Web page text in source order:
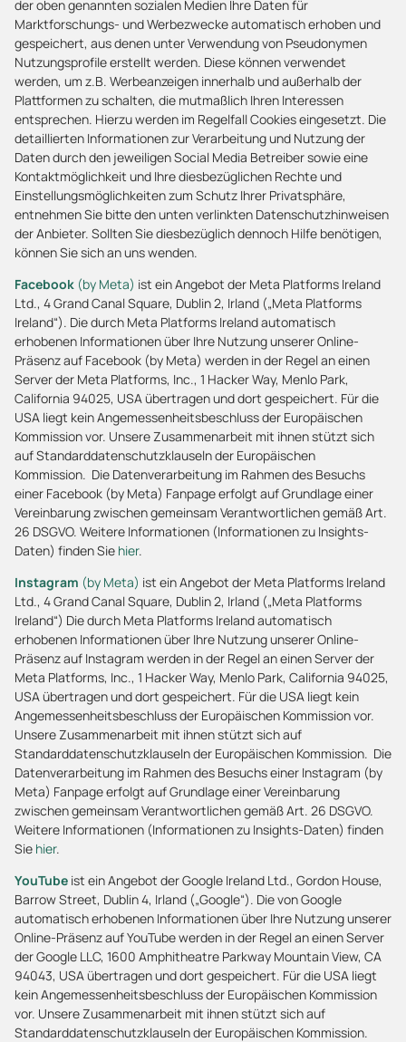
der oben genannten sozialen Medien Ihre Daten für
Marktforschungs- und Werbezwecke automatisch erhoben und
gespeichert, aus denen unter Verwendung von Pseudonymen
Nutzungsprofile erstellt werden. Diese können verwendet
werden, um z.B. Werbeanzeigen innerhalb und außerhalb der
Plattformen zu schalten, die mutmaßlich Ihren Interessen
entsprechen. Hierzu werden im Regelfall Cookies eingesetzt. Die
detaillierten Informationen zur Verarbeitung und Nutzung der
Daten durch den jeweiligen Social Media Betreiber sowie eine
Kontaktmöglichkeit und Ihre diesbezüglichen Rechte und
Einstellungsmöglichkeiten zum Schutz Ihrer Privatsphäre,
entnehmen Sie bitte den unten verlinkten Datenschutzhinweisen
der Anbieter. Sollten Sie diesbezüglich dennoch Hilfe benötigen,
können Sie sich an uns wenden.
Facebook (by Meta) ist ein Angebot der Meta Platforms Ireland
Ltd., 4 Grand Canal Square, Dublin 2, Irland („Meta Platforms
Ireland“). Die durch Meta Platforms Ireland automatisch
erhobenen Informationen über Ihre Nutzung unserer Online-
Präsenz auf Facebook (by Meta) werden in der Regel an einen
Server der Meta Platforms, Inc., 1 Hacker Way, Menlo Park,
California 94025, USA übertragen und dort gespeichert. Für die
USA liegt kein Angemessenheitsbeschluss der Europäischen
Kommission vor. Unsere Zusammenarbeit mit ihnen stützt sich
auf Standarddatenschutzklauseln der Europäischen
Kommission. Die Datenverarbeitung im Rahmen des Besuchs
einer Facebook (by Meta) Fanpage erfolgt auf Grundlage einer
Vereinbarung zwischen gemeinsam Verantwortlichen gemäß Art.
26 DSGVO. Weitere Informationen (Informationen zu Insights-
Daten) finden Sie hier.
Instagram (by Meta) ist ein Angebot der Meta Platforms Ireland
Ltd., 4 Grand Canal Square, Dublin 2, Irland („Meta Platforms
Ireland“) Die durch Meta Platforms Ireland automatisch
erhobenen Informationen über Ihre Nutzung unserer Online-
Präsenz auf Instagram werden in der Regel an einen Server der
Meta Platforms, Inc., 1 Hacker Way, Menlo Park, California 94025,
USA übertragen und dort gespeichert. Für die USA liegt kein
Angemessenheitsbeschluss der Europäischen Kommission vor.
Unsere Zusammenarbeit mit ihnen stützt sich auf
Standarddatenschutzklauseln der Europäischen Kommission. Die
Datenverarbeitung im Rahmen des Besuchs einer Instagram (by
Meta) Fanpage erfolgt auf Grundlage einer Vereinbarung
zwischen gemeinsam Verantwortlichen gemäß Art. 26 DSGVO.
Weitere Informationen (Informationen zu Insights-Daten) finden
Sie hier.
YouTube ist ein Angebot der Google Ireland Ltd., Gordon House,
Barrow Street, Dublin 4, Irland („Google“). Die von Google
automatisch erhobenen Informationen über Ihre Nutzung unserer
Online-Präsenz auf YouTube werden in der Regel an einen Server
der Google LLC, 1600 Amphitheatre Parkway Mountain View, CA
94043, USA übertragen und dort gespeichert. Für die USA liegt
kein Angemessenheitsbeschluss der Europäischen Kommission
vor. Unsere Zusammenarbeit mit ihnen stützt sich auf
Standarddatenschutzklauseln der Europäischen Kommission.